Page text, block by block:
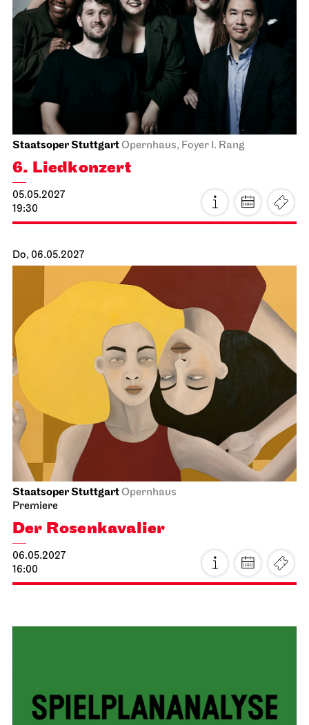
Staatsoper Stuttgart Opernhaus
Norma
15.05.2027
19:00 - 22:15
Schauspiel Stuttgart Schauspielhaus
Vor dem Ruhestand
15.05.2027
19:30 - 22:10
So, 16.05.2027